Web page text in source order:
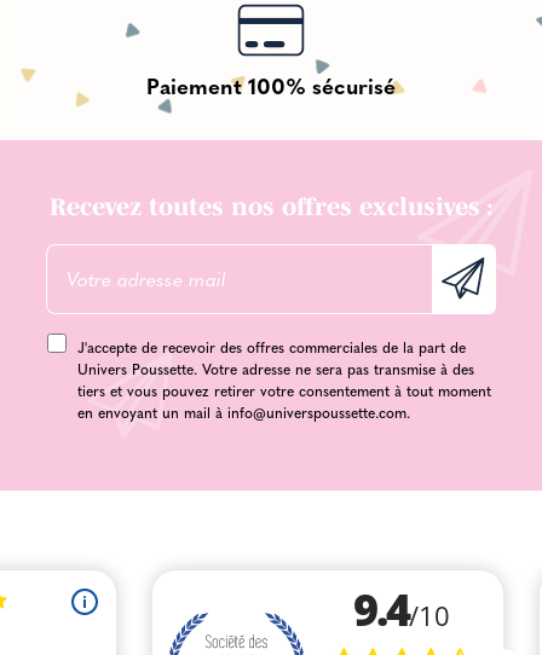
Paiement 100% sécurisé
Recevez toutes nos offres exclusives :
J'accepte de recevoir des offres commerciales de la part de
Univers Poussette. Votre adresse ne sera pas transmise à des
tiers et vous pouvez retirer votre consentement à tout moment
en envoyant un mail à info@universpoussette.com.